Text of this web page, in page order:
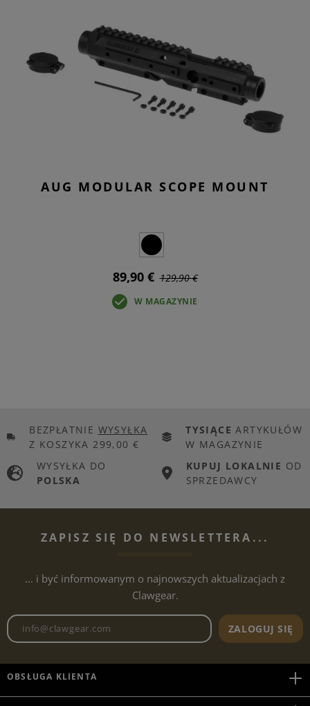
AUG MODULAR SCOPE MOUNT
89,90 € 129,90 €
W MAGAZYNIE
BEZPŁATNIE WYSYŁKA
Z KOSZYKA 299,00 €
TYSIĄCE ARTYKUŁÓW
W MAGAZYNIE
WYSYŁKA DO
POLSKA
KUPUJ LOKALNIE OD
SPRZEDAWCY
ZAPISZ SIĘ DO NEWSLETTERA...
... i być informowanym o najnowszych aktualizacjach z
Clawgear.
Adres e-mailowy biuletynu
ZALOGUJ SIĘ
OBSŁUGA KLIENTA